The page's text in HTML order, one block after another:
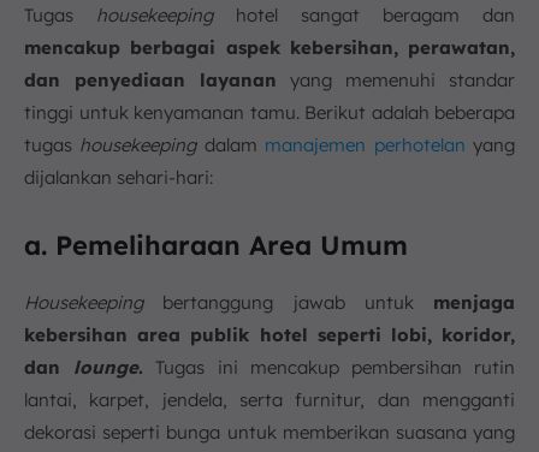
Tugas housekeepinghotel sangat beragam dan
mencakup berbagai aspek kebersihan, perawatan,
dan penyediaan layanan yang memenuhi standar
tinggi untuk kenyamanan tamu. Berikut adalah beberapa
tugas housekeepingdalam manajemen perhotelan yang
dijalankan sehari-hari:
a. Pemeliharaan Area Umum
Housekeepingbertanggung jawab untuk menjaga
kebersihan area publik hotel seperti lobi, koridor,
dan lounge. Tugas ini mencakup pembersihan rutin
lantai, karpet, jendela, serta furnitur, dan mengganti
dekorasi seperti bunga untuk memberikan suasana yang